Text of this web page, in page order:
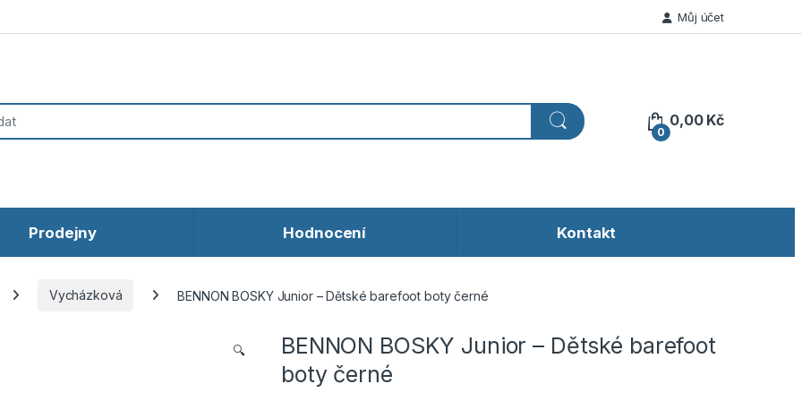
Můj účet
0
0,00 Kč
Prodejny Hodnocení Kontakt
Vycházková BENNON BOSKY Junior – Dětské barefoot boty černé
🔍
BENNON BOSKY Junior – Dětské barefoot
boty černé